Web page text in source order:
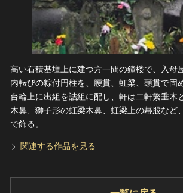
高い石積基壇上に建つ方一間の鐘楼で、入母
内転びの粽付円柱を、腰貫、虹梁、頭貫で固
台輪上に出組を詰組に配し、軒は二軒繁垂木
木鼻、獅子形の虹梁木鼻、虹梁上の蟇股など
で飾る。
関連する作品を見る